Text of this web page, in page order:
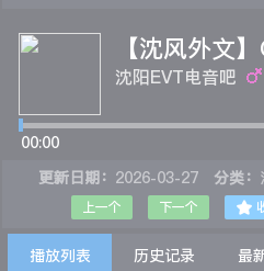
【沈风外文
Valim -
沈阳EVT电音吧
00:00
更新日期： 2026-03-27 分类：
上一个 下一个 
播放列表 历史记录 最